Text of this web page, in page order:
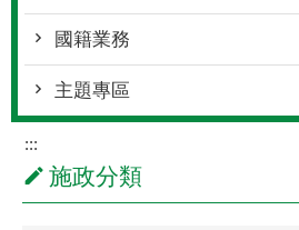
國籍業務
主題專區
:::
施政分類